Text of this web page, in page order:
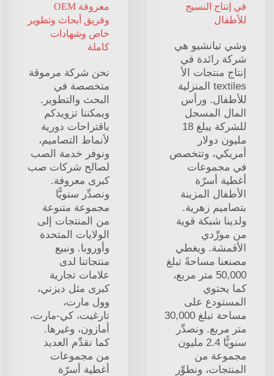
في إنتاج النسيج
للأطفال
وشي تيانشيو هي
شركة رائدة في
إنتاج منتجات الأ
textiles المنزلية
للأطفال. ورأس
المال المسجل
للشركة يبلغ 18
مليون دولار
أمريكي، وتتخصص
في مجموعات
أغطية أسرّة
الأطفال المزينة
بتصاميم زهرية.
ولدينا شبكة قوية
من مورِّدي
الأقمشة. ويغطي
مصنعنا مساحةً تبلغ
50,000 متر مربع،
كما يحتوي
المستودع على
مساحة تبلغ 30,000
متر مربع. ونصدِّر
سنويًّا 2.4 مليون
مجموعة من
المنتجات، ونطوِّر
معروفة OEM
وفريق أبحاث وتطوير
خاص وشهادات
كاملة
نحن شركة مرموقة
متخصصة في
البحث والتطوير.
ويمكننا تزويدكم
باقتراحات دورية
لأنماط التصاميم،
ونوفر خدمة الصب
لصالح شركات صب
كبرى معروفة.
ونصدِّر سنويًّا
مجموعة متنوعة
من المنتجات إلى
الولايات المتحدة
وأوروبا. ونبيع
منتجاتنا لدى
علامات تجارية
كبرى مثل ديزني،
وول مارت،
تارغيت، كي-مارت،
أمازون، وغيرها.
كما نقدِّم العديد
من مجموعات
أغطية أسرّة